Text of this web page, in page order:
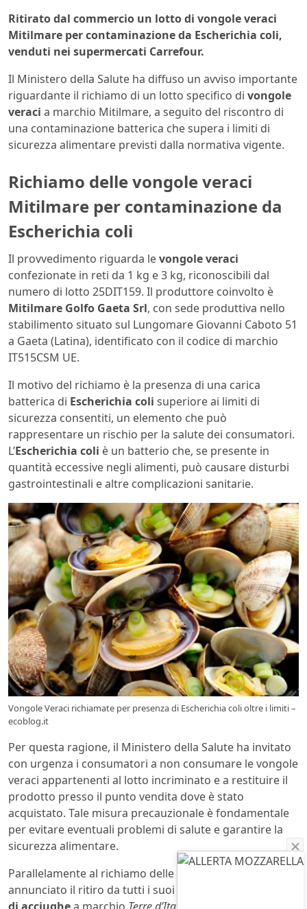
Ritirato dal commercio un lotto di vongole veraci
Mitilmare per contaminazione da Escherichia coli,
venduti nei supermercati Carrefour.
Il Ministero della Salute ha diffuso un avviso importante
riguardante il richiamo di un lotto specifico di vongole
veraci a marchio Mitilmare, a seguito del riscontro di
una contaminazione batterica che supera i limiti di
sicurezza alimentare previsti dalla normativa vigente.
Richiamo delle vongole veraci
Mitilmare per contaminazione da
Escherichia coli
Il provvedimento riguarda levongole veraci
confezionate in reti da 1 kg e 3 kg, riconoscibili dal
numero di lotto 25DIT159. Il produttore coinvolto è
Mitilmare Golfo Gaeta Srl, con sede produttiva nello
stabilimento situato sul Lungomare Giovanni Caboto 51
a Gaeta (Latina), identificato con il codice di marchio
IT515CSM UE.
Il motivo del richiamo è la presenza di una carica
batterica di Escherichia coli superiore ai limiti di
sicurezza consentiti, un elemento che può
rappresentare un rischio per la salute dei consumatori.
L’Escherichia coli è un batterio che, se presente in
quantità eccessive negli alimenti, può causare disturbi
gastrointestinali e altre complicazioni sanitarie.
Vongole Veraci richiamate per presenza di Escherichia coli oltre i limiti –
ecoblog.it
Per questa ragione, il Ministero della Salute ha invitato
con urgenza i consumatori a non consumare le vongole
veraci appartenenti al lotto incriminato e a restituire il
prodotto presso il punto vendita dove è stato
acquistato. Tale misura precauzionale è fondamentale
per evitare eventuali problemi di salute e garantire la
sicurezza alimentare.
Parallelamente al richiamo delle vongole, Carrefour ha
annunciato il ritiro da tutti i suoi punti vendita dei